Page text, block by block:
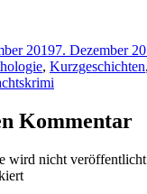
20197. Dezember
, Kurzgeschichten,
Kommentar
wird nicht